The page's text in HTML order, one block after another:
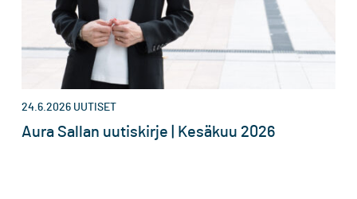
24.6.2026 UUTISET
Aura Sallan uutiskirje | Kesäkuu 2026